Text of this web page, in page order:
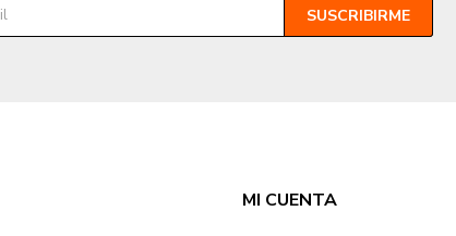
MI CUENTA
SUSCRIBIRME